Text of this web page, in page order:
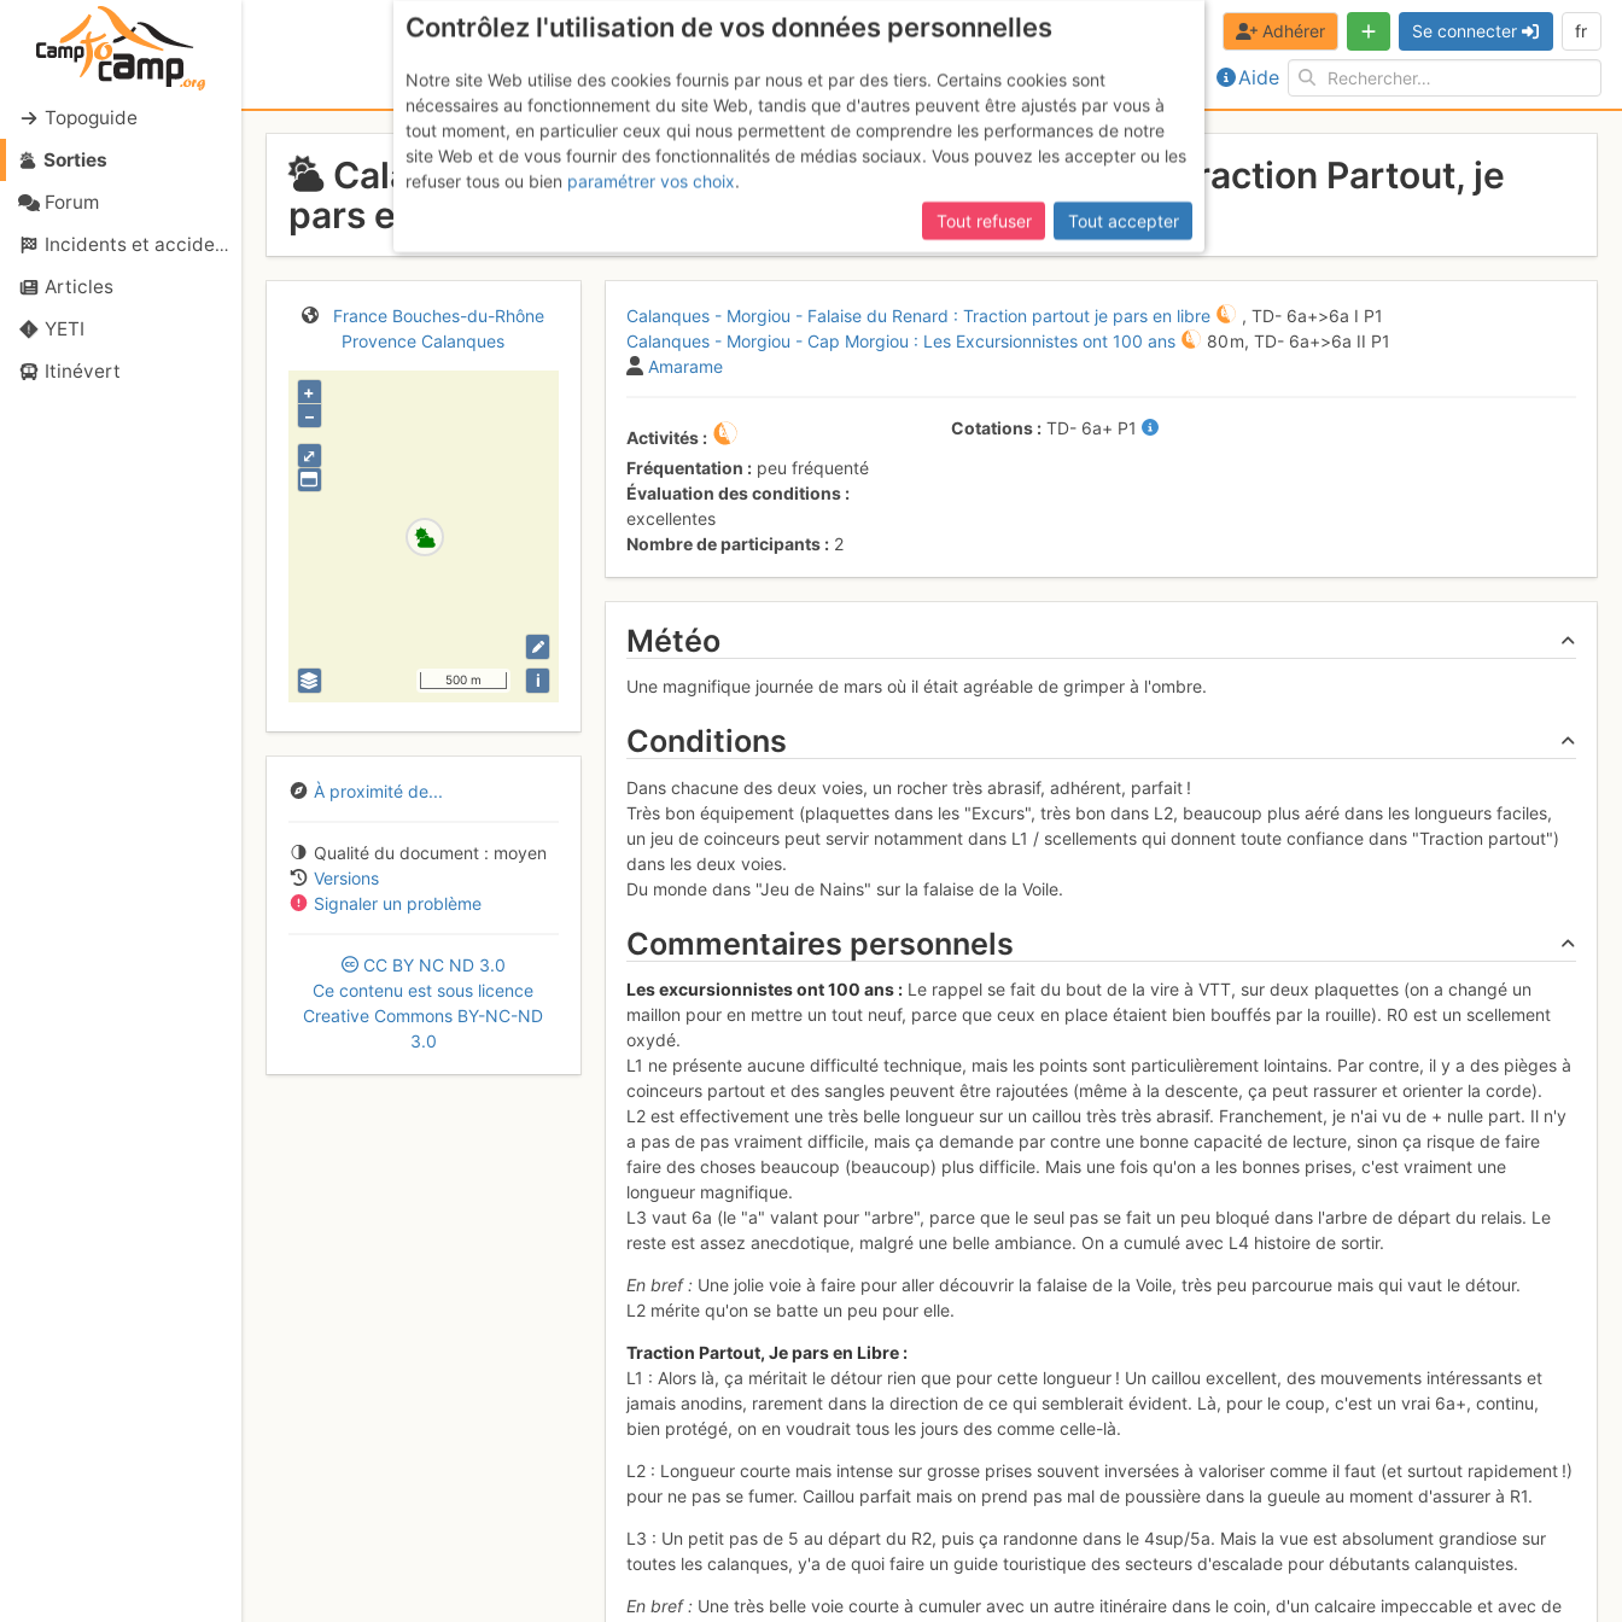
Topoguide
Sorties
Forum
Incidents et accidents
Articles
YETI
Itinévert
Aide
Adhérer Se connecter fr
Calanque de Morgiou - Les excurs ont 100 ans + Traction Partout, je
pars en libre
France Bouches-du-Rhône
Provence Calanques
⤢
+
–
500 m i
À proximité de...
Qualité du document
moyen
Versions
Signaler un problème
CC BY NC ND 3.0
Ce contenu est sous licence
Creative Commons BY-NC-ND
3.0
Calanques - Morgiou - Falaise du Renard : Traction partout je pars en libre ,TD- 6a+>6a I P1
Calanques - Morgiou - Cap Morgiou : Les Excursionnistes ont 100 ans
80 m,TD- 6a+>6a II P1
Amarame
Activités
Fréquentation
peu fréquenté
Évaluation des conditions
excellentes
Nombre de participants
2
Cotations TD- 6a+ P1
Météo
Une magnifique journée de mars où il était agréable de grimper à l'ombre.
Conditions
Dans chacune des deux voies, un rocher très abrasif, adhérent, parfait !
Très bon équipement (plaquettes dans les "Excurs", très bon dans L2, beaucoup plus aéré dans les longueurs faciles,
un jeu de coinceurs peut servir notamment dans L1 / scellements qui donnent toute confiance dans "Traction partout")
dans les deux voies.
Du monde dans "Jeu de Nains" sur la falaise de la Voile.
Commentaires personnels
Les excursionnistes ont 100 ans : Le rappel se fait du bout de la vire à VTT, sur deux plaquettes (on a changé un
maillon pour en mettre un tout neuf, parce que ceux en place étaient bien bouffés par la rouille). R0 est un scellement
oxydé.
L1 ne présente aucune difficulté technique, mais les points sont particulièrement lointains. Par contre, il y a des pièges à
coinceurs partout et des sangles peuvent être rajoutées (même à la descente, ça peut rassurer et orienter la corde).
L2 est effectivement une très belle longueur sur un caillou très très abrasif. Franchement, je n'ai vu de + nulle part. Il n'y
a pas de pas vraiment difficile, mais ça demande par contre une bonne capacité de lecture, sinon ça risque de faire
faire des choses beaucoup (beaucoup) plus difficile. Mais une fois qu'on a les bonnes prises, c'est vraiment une
longueur magnifique.
L3 vaut 6a (le "a" valant pour "arbre", parce que le seul pas se fait un peu bloqué dans l'arbre de départ du relais. Le
reste est assez anecdotique, malgré une belle ambiance. On a cumulé avec L4 histoire de sortir.
En bref : Une jolie voie à faire pour aller découvrir la falaise de la Voile, très peu parcourue mais qui vaut le détour.
L2 mérite qu'on se batte un peu pour elle.
Traction Partout, Je pars en Libre :
L1 : Alors là, ça méritait le détour rien que pour cette longueur ! Un caillou excellent, des mouvements intéressants et
jamais anodins, rarement dans la direction de ce qui semblerait évident. Là, pour le coup, c'est un vrai 6a+, continu,
bien protégé, on en voudrait tous les jours des comme celle-là.
L2 : Longueur courte mais intense sur grosse prises souvent inversées à valoriser comme il faut (et surtout rapidement !)
pour ne pas se fumer. Caillou parfait mais on prend pas mal de poussière dans la gueule au moment d'assurer à R1.
L3 : Un petit pas de 5 au départ du R2, puis ça randonne dans le 4sup/5a. Mais la vue est absolument grandiose sur
toutes les calanques, y'a de quoi faire un guide touristique des secteurs d'escalade pour débutants calanquistes.
En bref : Une très belle voie courte à cumuler avec un autre itinéraire dans le coin, d'un calcaire impeccable et avec de
Contrôlez l'utilisation de vos données personnelles
Notre site Web utilise des cookies fournis par nous et par des tiers. Certains cookies sont
nécessaires au fonctionnement du site Web, tandis que d'autres peuvent être ajustés par vous à
tout moment, en particulier ceux qui nous permettent de comprendre les performances de notre
site Web et de vous fournir des fonctionnalités de médias sociaux. Vous pouvez les accepter ou les
refuser tous ou bien paramétrer vos choix.
Tout refuser
Tout accepter